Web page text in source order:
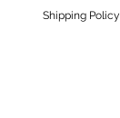
Shipping Policy